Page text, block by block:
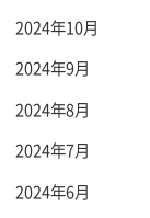
2024年10月
2024年9月
2024年8月
2024年7月
2024年6月